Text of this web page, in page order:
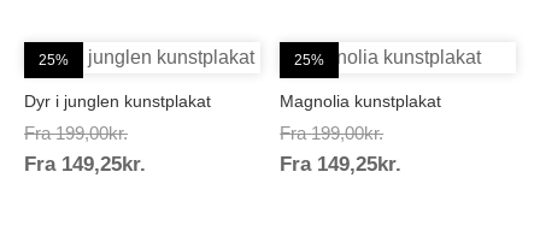
25%
Dyr i junglen kunstplakat
Fra 199,00kr.Prisinterval:
199,00kr.
Fra 149,25kr.
25%
Magnolia kunstplakat
Fra 199,00kr.Prisinterval:
199,00kr.
Fra 149,25kr.